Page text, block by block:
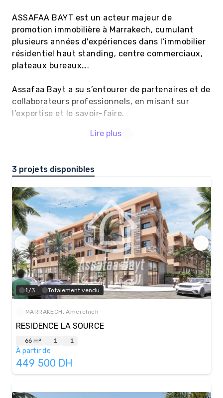
ASSAFAA BAYT est un acteur majeur de
promotion immobilière à Marrakech, cumulant
plusieurs années d'expériences dans l’immobilier
résidentiel haut standing, centre commerciaux,
plateaux bureaux….
Assafaa Bayt a su s’entourer de partenaires et de
collaborateurs professionnels, en misant sur
l’expertise et le savoir-faire.
Assafaa Bayt conçoit des projets immobiliers
équipements modernes.
Pensés pour offrir un cadre de vie agréable,
confortable et durable, nos programmes
répondent aux attentes de ceux qui recherchent
une résidence principale, une résidence
secondaire ou un investissement immobilier
serein et rentable à Marrakech.
Lire plus
3 projets disponibles
1/3 Totalement vendu
MARRAKECH, Amerchich
RESIDENCE LA SOURCE
66 m² 1 1
À partir de
449 500 DH